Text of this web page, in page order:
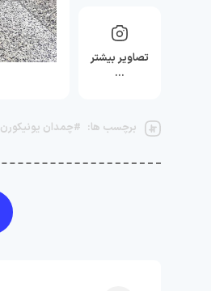
تصاویر بیشتر
…
برچسب ها: #چمدان یونیکورن